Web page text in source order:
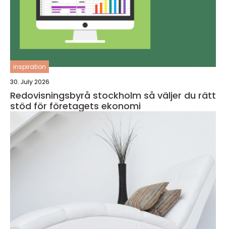
inspiration
30. July 2026
Redovisningsbyrå stockholm så väljer du rätt
stöd för företagets ekonomi